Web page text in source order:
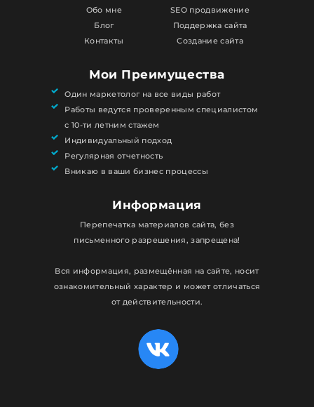
Обо мне
Блог
Контакты
SEO продвижение
Поддержка сайта
Создание сайта
Мои Преимущества
Один маркетолог на все виды работ
Работы ведутся проверенным специалистом
с 10-ти летним стажем
Индивидуальный подход
Регулярная отчетность
Вникаю в ваши бизнес процессы
Информация
Перепечатка материалов сайта, без
письменного разрешения, запрещена!
Вся информация, размещённая на сайте, носит
ознакомительный характер и может отличаться
от действительности.